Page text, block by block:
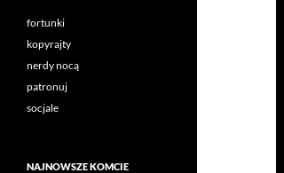
fortunki
kopyrajty
nerdy nocą
patronuj
socjale
NAJNOWSZE KOMCIE